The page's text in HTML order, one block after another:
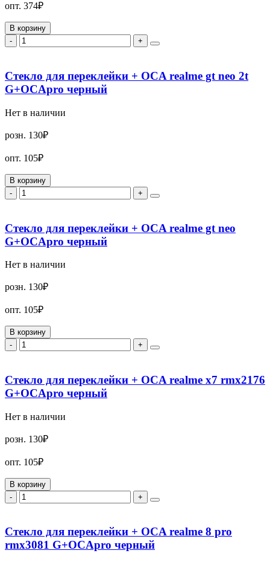
опт. 374₽
В корзину
-
+
Стекло для переклейки + OCA realme gt neo 2t
G+OCApro черный
Нет в наличии
розн. 130₽
опт. 105₽
В корзину
-
+
Стекло для переклейки + OCA realme gt neo
G+OCApro черный
Нет в наличии
розн. 130₽
опт. 105₽
В корзину
-
+
Стекло для переклейки + OCA realme x7 rmx2176
G+OCApro черный
Нет в наличии
розн. 130₽
опт. 105₽
В корзину
-
+
Стекло для переклейки + OCA realme 8 pro
rmx3081 G+OCApro черный